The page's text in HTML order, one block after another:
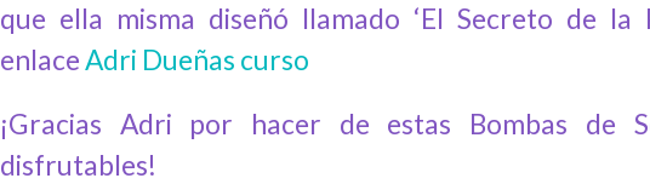
que ella misma diseñó llamado ‘El Secreto de la
enlaceAdri Dueñas curso
¡Gracias Adri por hacer de estas Bombas de
disfrutables!